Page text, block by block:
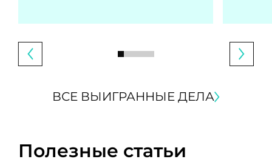
ВСЕ ВЫИГРАННЫЕ ДЕЛА
Полезные статьи